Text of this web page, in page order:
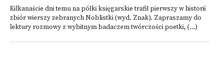
Kilkanaście dni temu na półki księgarskie trafił pierwszy w historii
zbiór wierszy zebranych Noblistki (wyd. Znak). Zapraszamy do
lektury rozmowy z wybitnym badaczem twórczości poetki, (...)